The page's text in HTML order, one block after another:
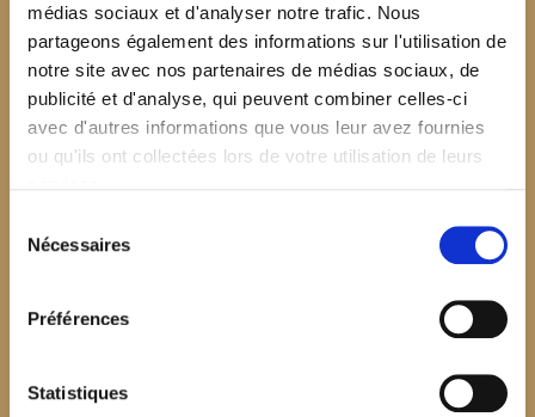
médias sociaux et d'analyser notre trafic. Nous
partageons également des informations sur l'utilisation de
notre site avec nos partenaires de médias sociaux, de
publicité et d'analyse, qui peuvent combiner celles-ci
avec d'autres informations que vous leur avez fournies
ou qu'ils ont collectées lors de votre utilisation de leurs
Nécessaires
Préférences
Statistiques